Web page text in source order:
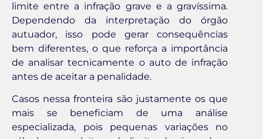
limite entre a infração grave e a gravíssima.
Dependendo da interpretação do órgão
autuador, isso pode gerar consequências
bem diferentes, o que reforça a importância
de analisar tecnicamente o auto de infração
antes de aceitar a penalidade.
Casos nessa fronteira são justamente os que
mais se beneficiam de uma análise
especializada, pois pequenas variações no